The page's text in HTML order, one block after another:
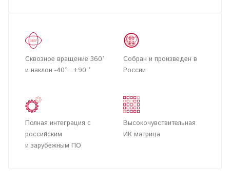
Сквозное вращение 360°
и наклон -40°…+90 °
Собран и произведен в
России
Полная интеграция с
российским
и зарубежным ПО
Высокочувствительная
ИК матрица